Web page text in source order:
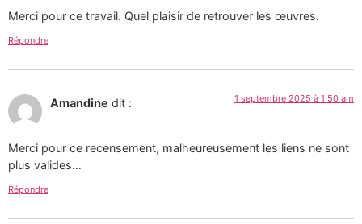
Merci pour ce travail. Quel plaisir de retrouver les œuvres.
Répondre
Amandine dit : 1 septembre 2025 à 1:50 am
Merci pour ce recensement, malheureusement les liens ne sont
plus valides…
Répondre